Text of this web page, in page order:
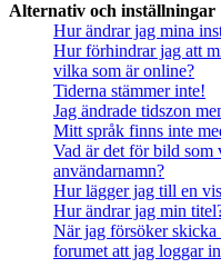
Alternativ och inställningar
Hur ändrar jag mina
Hur förhindrar jag att
vilka som är online?
Tiderna stämmer inte!
Jag ändrade tidszon
Mitt språk finns inte
Vad är det för bild som
användarnamn?
Hur lägger jag till en
Hur ändrar jag min
När jag försöker skicka
forumet att jag loggar